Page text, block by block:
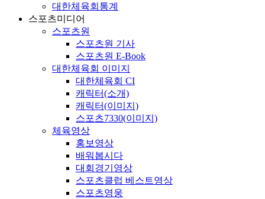
대한체육회통계
스포츠미디어
스포츠원
스포츠원 기사
스포츠원 E-Book
대한체육회 이미지
대한체육회 CI
캐릭터(소개)
캐릭터(이미지)
스포츠7330(이미지)
체육영상
홍보영상
배워봅시다
대회경기영상
스포츠클럽 베스트영상
스포츠영웅